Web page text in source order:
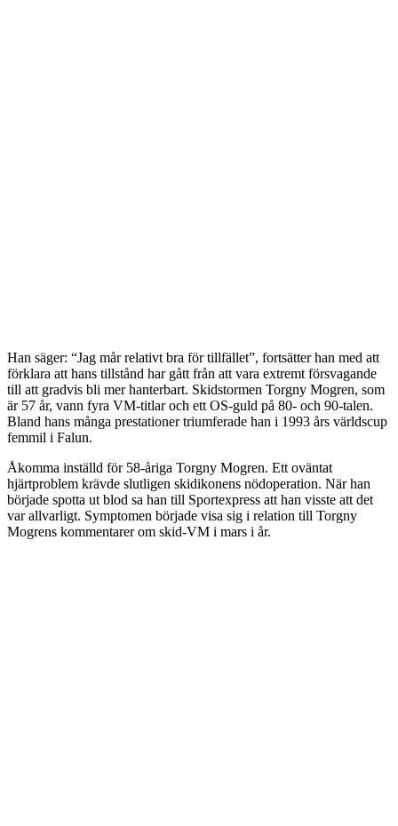
Han säger: “Jag mår relativt bra för tillfället”, fortsätter han med att
förklara att hans tillstånd har gått från att vara extremt försvagande
till att gradvis bli mer hanterbart. Skidstormen Torgny Mogren, som
är 57 år, vann fyra VM-titlar och ett OS-guld på 80- och 90-talen.
Bland hans många prestationer triumferade han i 1993 års världscup
femmil i Falun.
Åkomma inställd för 58-åriga Torgny Mogren. Ett oväntat
hjärtproblem krävde slutligen skidikonens nödoperation. När han
började spotta ut blod sa han till Sportexpress att han visste att det
var allvarligt. Symptomen började visa sig i relation till Torgny
Mogrens kommentarer om skid-VM i mars i år.